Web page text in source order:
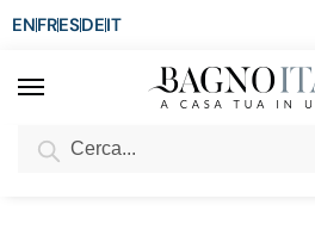
ENFRESDEIT
SCONTO del 3%